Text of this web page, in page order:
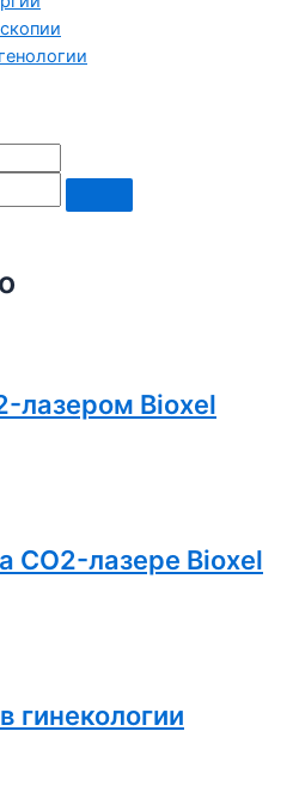
лазером Bioxel
CO2-лазере Bioxel
гинекологии